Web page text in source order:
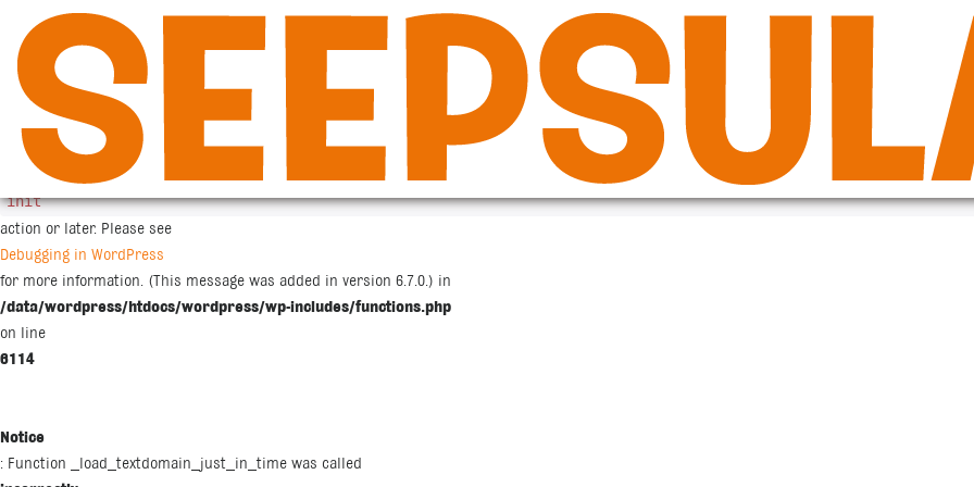
Notice
: Function _load_textdomain_just_in_time was called
incorrectly
. Translation loading for the
woocommerce
domain was triggered too early. This is usually an indicator for some code in the plugin or theme running too early. Translations should be
init
action or later. Please see
Debugging in WordPress
for more information. (This message was added in version 6.7.0.) in
/data/wordpress/htdocs/wordpress/wp-includes/functions.php
on line
6114
Notice
: Function _load_textdomain_just_in_time was called
sisältöön